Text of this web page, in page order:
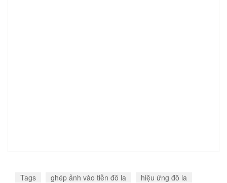
Tags ghép ảnh vào tiền đô la hiệu ứng đô la